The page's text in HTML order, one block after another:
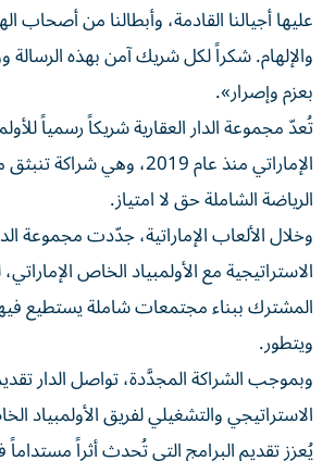
عليها أجيالنا القادمة، وأبطالنا من أصحاب
والإلهام. شكراً لكل شريك آمن بهذه الرسالة
بعزم وإصرار».
تُعدّ مجموعة الدار العقارية شريكاً رسمياً
الإماراتي منذ عام 2019، وهي
الرياضة الشاملة حق لا امتياز.
وخلال الألعاب الإماراتية، جدّدت مجموعة
الاستراتيجية مع الأولمبياد الخاص الإماراتي،
المشترك ببناء مجتمعات شاملة يستطيع
ويتطور.
وبموجب الشراكة المجدَّدة، تواصل الدار
الاستراتيجي والتشغيلي لفريق الأولمبياد
يُعزز تقديم البرامج التي تُحدث أثراً